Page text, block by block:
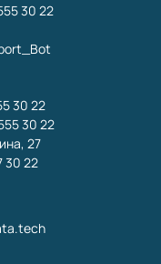
30 22
30 22
30 22
27
30 22